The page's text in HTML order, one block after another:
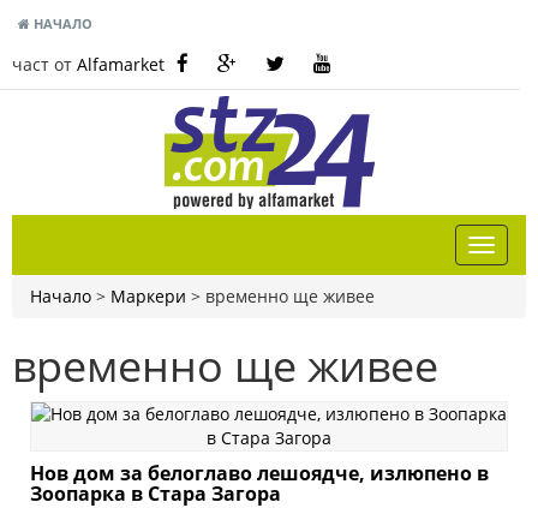
НАЧАЛО
част от Alfamarket
Начало > Маркери > временно ще живее
временно ще живее
Нов дом за белоглаво лешоядче, излюпено в
Зоопарка в Стара Загора